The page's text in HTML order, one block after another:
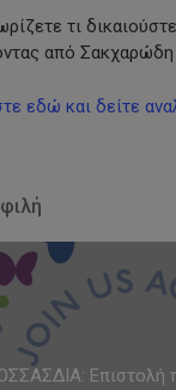
τι
από Σακχαρώδη
εδώ και δείτε
Επιστολή